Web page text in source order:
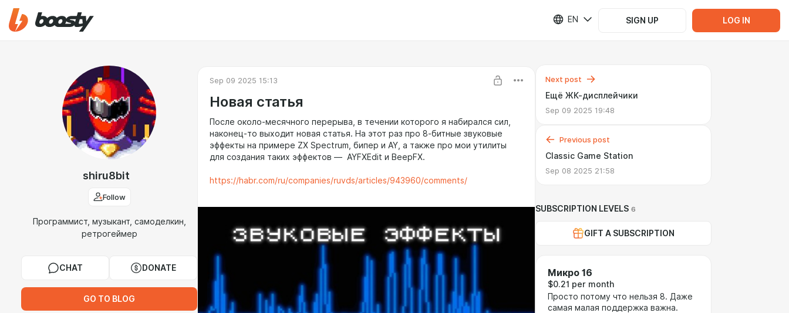
EN SIGN UP LOG IN
shiru8bit
Follow
Программист, музыкант, самоделкин,
ретрогеймер
CHAT DONATE
GO TO BLOG
Sep 09 2025 15:13
Новая статья
После около-месячного перерыва, в течении которого я набирался сил,
наконец-то выходит новая статья. На этот раз про 8-битные звуковые
эффекты на примере ZX Spectrum, бипер и AY, а также про мои утилиты
для создания таких эффектов — AYFXEdit и BeepFX.
https://habr.com/ru/companies/ruvds/articles/943960/comments/
Next post
Ещё ЖК-дисплейчики
Sep 09 2025 19:48
Previous post
Classic Game Station
Sep 08 2025 21:58
SUBSCRIPTION LEVELS 6
GIFT A SUBSCRIPTION
Микро 16
$0.21 per month
Просто потому что нельзя 8. Даже
самая малая поддержка важна.